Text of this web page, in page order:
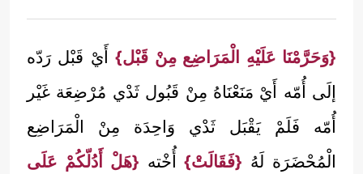
{وَحَرَّمْنَا عَلَيْهِ الْمَرَاضِع مِنْ قَبْل}أَيْ قَبْل رَدّه
إلَى أُمّه أَيْ مَنَعْنَاهُ مِنْ قَبُول ثَدْي مُرْضِعَة غَيْر
أُمّه فَلَمْ يَقْبَل ثَدْي وَاحِدَة مِنْ الْمَرَاضِع
الْمُحْضَرَة لَهُ {فَقَالَتْ}أُخْته {هَلْ أَدُلّكُمْ عَلَى